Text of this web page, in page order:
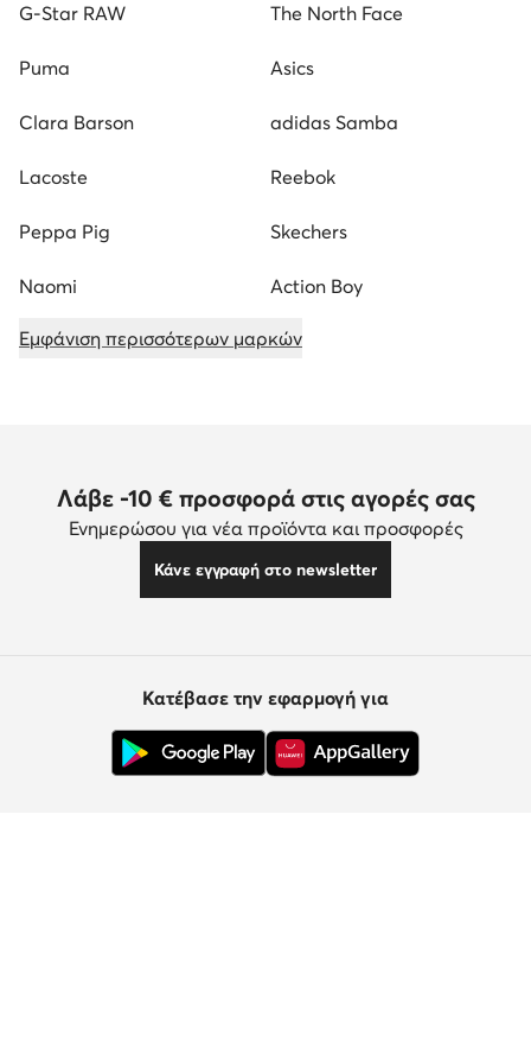
G-Star RAW The North Face
Puma Asics
Clara Barson adidas Samba
Lacoste Reebok
Peppa Pig Skechers
Naomi Action Boy
Εμφάνιση περισσότερων μαρκών
Λάβε -10 € προσφορά στις αγορές σας
Ενημερώσου για νέα προϊόντα και προσφορές
Κάνε εγγραφή στο newsletter
Κατέβασε την εφαρμογή για